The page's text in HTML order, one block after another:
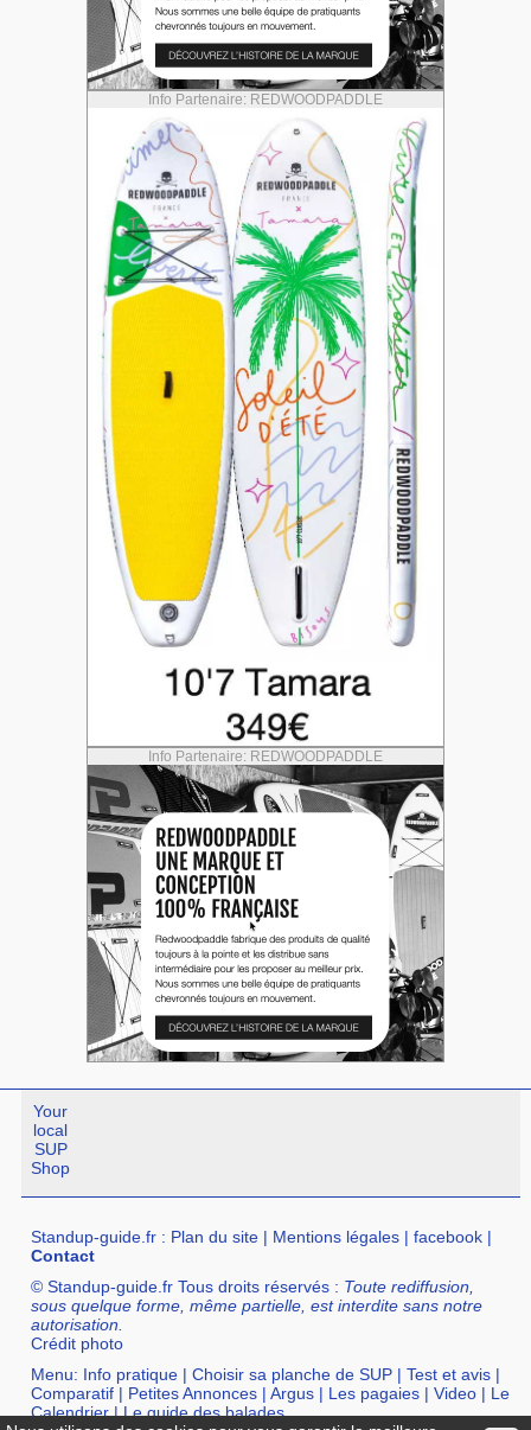
Info Partenaire: REDWOODPADDLE
Info Partenaire: REDWOODPADDLE
Your
local
SUP
Shop
Standup-guide.fr : Plan du site | Mentions légales |facebook |
Contact
© Standup-guide.fr Tous droits réservés : Toute rediffusion,
sous quelque forme, même partielle, est interdite sans notre
autorisation.
Crédit photo
Menu: Info pratique |Choisir sa planche de SUP |Test et avis |
Comparatif | Petites Annonces |Argus | Les pagaies |Video | Le
Calendrier|Le guide des balades